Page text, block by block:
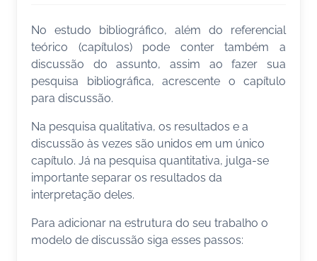
No estudo bibliográfico, além do referencial
teórico (capítulos) pode conter também a
discussão do assunto, assim ao fazer sua
pesquisa bibliográfica, acrescente o capítulo
para discussão.
Na pesquisa qualitativa, os resultados e a
discussão às vezes são unidos em um único
capítulo. Já na pesquisa quantitativa, julga-se
importante separar os resultados da
interpretação deles.
Para adicionar na estrutura do seu trabalho o
modelo de discussão siga esses passos: